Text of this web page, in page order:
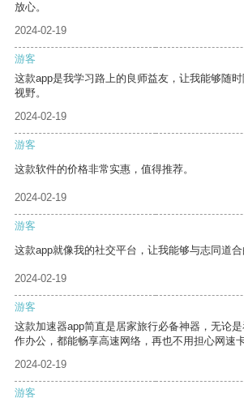
放心。
2024-02-19
游客
这款app是我学习路上的良师益友，让我能够随
视野。
2024-02-19
游客
这款软件的价格非常实惠，值得推荐。
2024-02-19
游客
这款app就像我的社交平台，让我能够与志同道合
2024-02-19
游客
这款加速器app简直是居家旅行必备神器，无论
作办公，都能畅享高速网络，再也不用担心网速卡
2024-02-19
游客